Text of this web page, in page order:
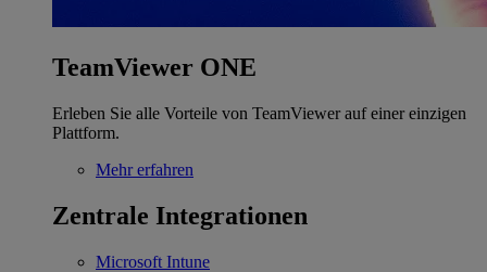
TeamViewer ONE
Erleben Sie alle Vorteile von TeamViewer auf einer einzigen
Plattform.
Mehr erfahren
Zentrale Integrationen
Microsoft Intune